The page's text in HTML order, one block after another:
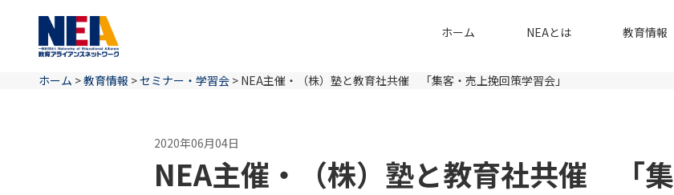
ホーム NEAとは 教育情報
ホーム >教育情報 >セミナー・学習会 > NEA主催・（株）塾と教育社共催 「集客・売上挽回策学習会」
2020年06月04日
NEA主催・（株）塾と教育社共催 「集